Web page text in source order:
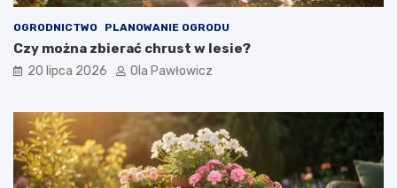
OGRODNICTWO PLANOWANIE OGRODU
Czy można zbierać chrust w lesie?
20 lipca 2026 Ola Pawłowicz